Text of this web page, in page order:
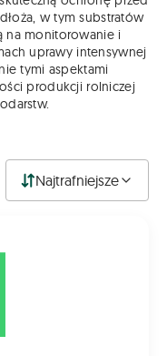
w tym substratów
na monitorowanie i
uprawy intensywnej
tymi aspektami
produkcji rolniczej
Najtrafniejsze